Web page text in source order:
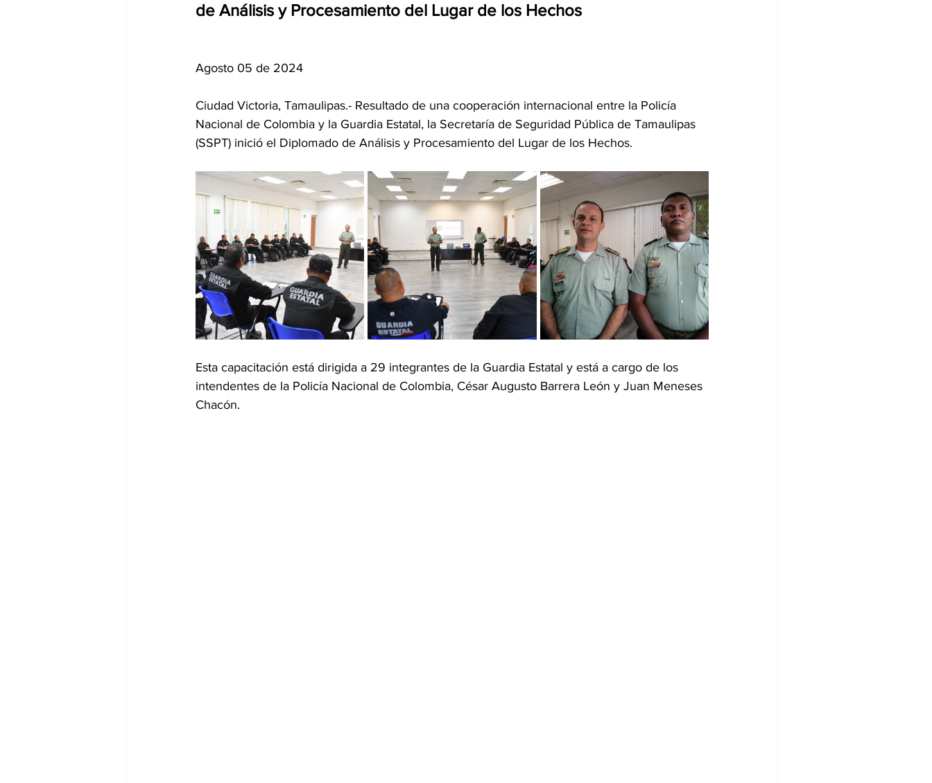
de Análisis y Procesamiento del Lugar de los Hechos
Agosto 05 de 2024
Ciudad Victoria, Tamaulipas.- Resultado de una cooperación internacional entre la Policía
Nacional de Colombia y la Guardia Estatal, la Secretaría de Seguridad Pública de Tamaulipas
(SSPT) inició el Diplomado de Análisis y Procesamiento del Lugar de los Hechos.
Esta capacitación está dirigida a 29 integrantes de la Guardia Estatal y está a cargo de los
intendentes de la Policía Nacional de Colombia, César Augusto Barrera León y Juan Meneses
Chacón.